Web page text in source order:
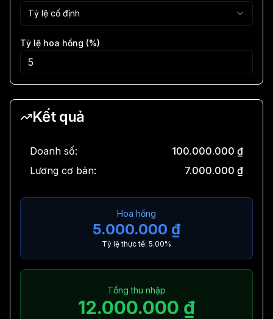
Tỷ lệ cố định
Tỷ lệ hoa hồng (%)
Kết quả
Doanh số:
100.000.000 ₫
Lương cơ bản:
7.000.000 ₫
Hoa hồng
5.000.000 ₫
Tỷ lệ thực tế: 5.00%
Tổng thu nhập
12.000.000 ₫